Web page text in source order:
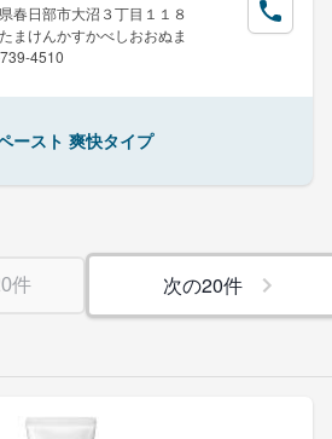
春日部市大沼３丁目１１８
まけんかすかべしおおぬま
4510
ースト 爽快タイプ
件 次の20件